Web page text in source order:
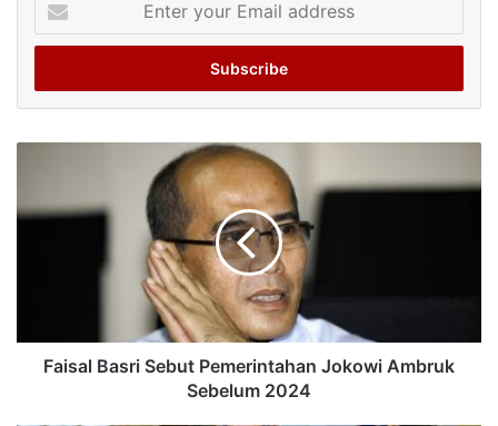
your
Email
Faisal Basri Sebut Pemerintahan Jokowi Ambruk
Sebelum 2024